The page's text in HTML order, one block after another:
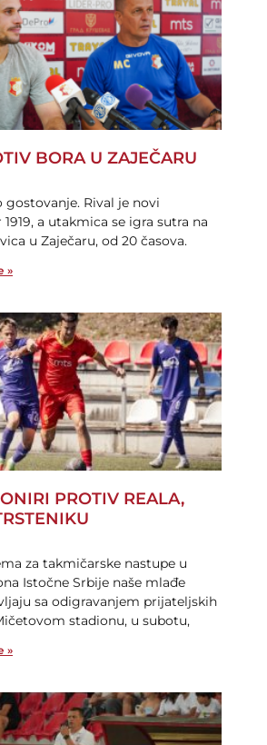
BORA U ZAJEČARU
gostovanje. Rival je novi
a utakmica se igra sutra na
u Zaječaru, od 20 časova.
»
PROTIV REALA,
za takmičarske nastupe u
Istočne Srbije naše mlađe
sa odigravanjem prijateljskih
stadionu, u subotu,
»